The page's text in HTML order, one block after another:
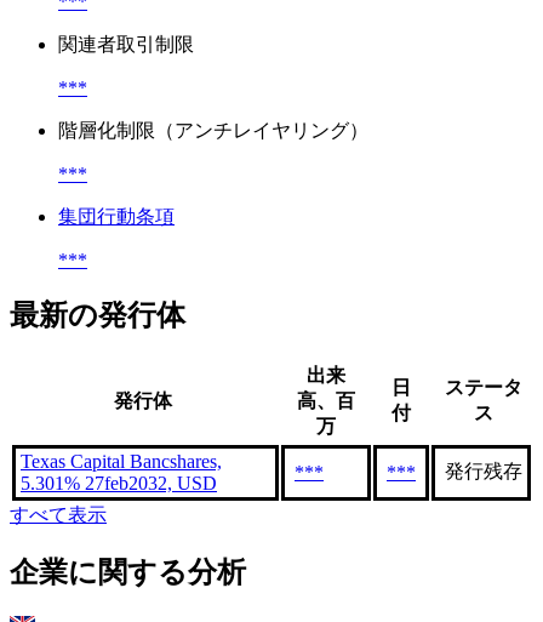
関連者取引制限
***
階層化制限（アンチレイヤリング）
***
集団行動条項
***
最新の発行体
発行体
出来
高、百
万
日
付
ステータ
ス
Texas Capital Bancshares,
5.301% 27feb2032, USD
*** *** 発行残存
すべて表示
企業に関する分析